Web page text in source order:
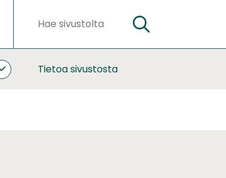
Hakusanat HAE
YHTEISTYÖTietoa sivustosta